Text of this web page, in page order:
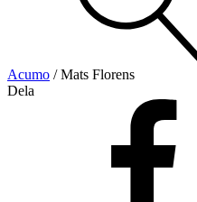
Se alla kategorierSe alla produkter
Vi hjälper gärna till!
Acumo /Mats Florens
Dela